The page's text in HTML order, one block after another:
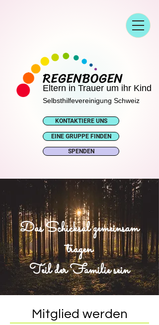
REGENBOGEN
Eltern in Trauer um ihr Kind
Selbsthilfevereinigung Schweiz
KONTAKTIERE UNS
EINE GRUPPE FINDEN
SPENDEN
Das Schicksal gemeinsam
tragen
Teil der Familie sein
Mitglied werden